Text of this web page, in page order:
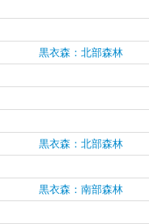
黒衣森：北部森林
黒衣森：北部森林
黒衣森：南部森林